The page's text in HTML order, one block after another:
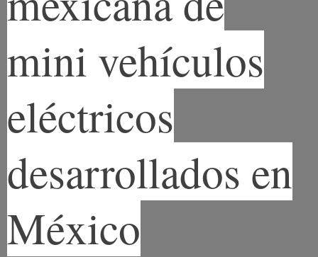
mini vehículos
eléctricos
desarrollados en
México